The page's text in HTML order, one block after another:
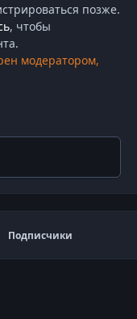
позже.
, чтобы
модератором,
Подписчики